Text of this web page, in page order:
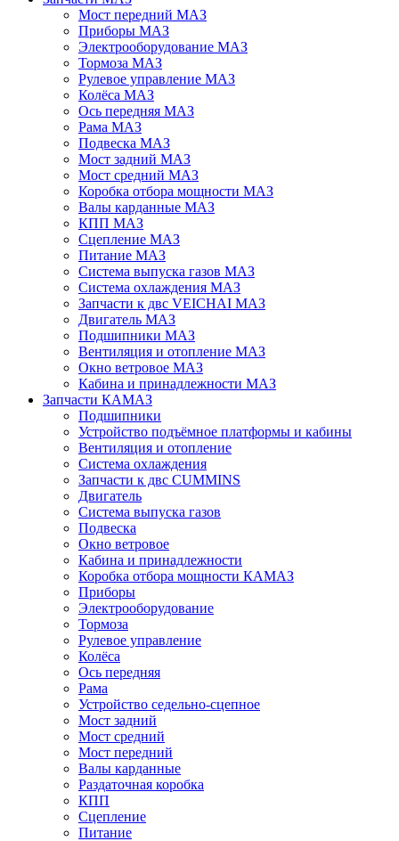
Мост передний МАЗ
Приборы МАЗ
Электрооборудование МАЗ
Тормоза МАЗ
Рулевое управление МАЗ
Колёса МАЗ
Ось передняя МАЗ
Рама МАЗ
Подвеска МАЗ
Мост задний МАЗ
Мост средний МАЗ
Коробка отбора мощности МАЗ
Валы карданные МАЗ
КПП МАЗ
Сцепление МАЗ
Питание МАЗ
Система выпуска газов МАЗ
Система охлаждения МАЗ
Запчасти к двс VEICHAI МАЗ
Двигатель МАЗ
Подшипники МАЗ
Вентиляция и отопление МАЗ
Окно ветровое МАЗ
Кабина и принадлежности МАЗ
Запчасти КАМАЗ
Подшипники
Устройство подъёмное платформы и кабины
Вентиляция и отопление
Система охлаждения
Запчасти к двс CUMMINS
Двигатель
Система выпуска газов
Подвеска
Окно ветровое
Кабина и принадлежности
Коробка отбора мощности КАМАЗ
Приборы
Электрооборудование
Тормоза
Рулевое управление
Колёса
Ось передняя
Рама
Устройство седельно-сцепное
Мост задний
Мост средний
Мост передний
Валы карданные
Раздаточная коробка
КПП
Сцепление
Питание